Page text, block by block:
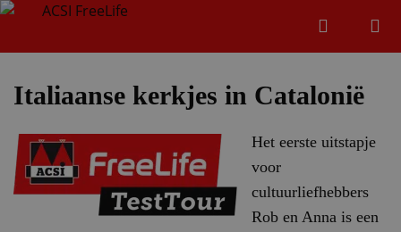
Zoeken
Italiaanse kerkjes in Catalonië
Het eerste uitstapje
voor
cultuurliefhebbers
Rob en Anna is een